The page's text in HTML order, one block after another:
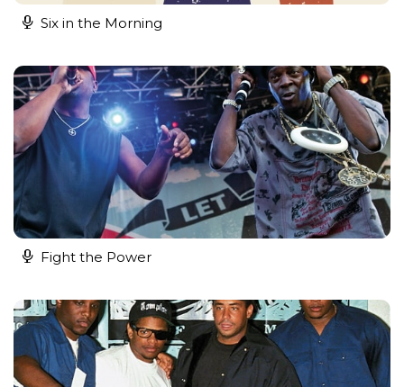
Six in the Morning
Fight the Power